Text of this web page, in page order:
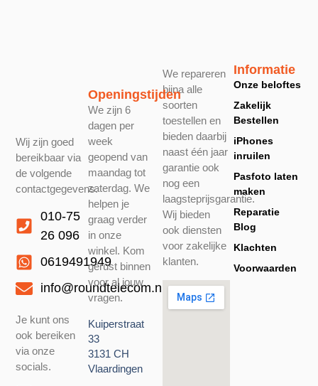
Wij zijn goed
bereikbaar via
de volgende
contactgegevens.
010-75
26 096
0619491949
info@roundtelecom.nl
Je kunt ons
ook bereiken
via onze
socials.
We repareren
bijna alle
soorten
toestellen en
bieden daarbij
naast één jaar
garantie ook
nog een
laagsteprijsgarantie.
Wij bieden
ook diensten
voor zakelijke
klanten.
Openingstijden
We zijn 6
dagen per
week
geopend van
maandag tot
zaterdag. We
helpen je
graag verder
in onze
winkel. Kom
gerust binnen
voor al jouw
vragen.
Kuiperstraat
33
3131 CH
Vlaardingen
Informatie
Onze beloftes
Zakelijk
Bestellen
iPhones
inruilen
Pasfoto laten
maken
Reparatie
Blog
Klachten
Voorwaarden